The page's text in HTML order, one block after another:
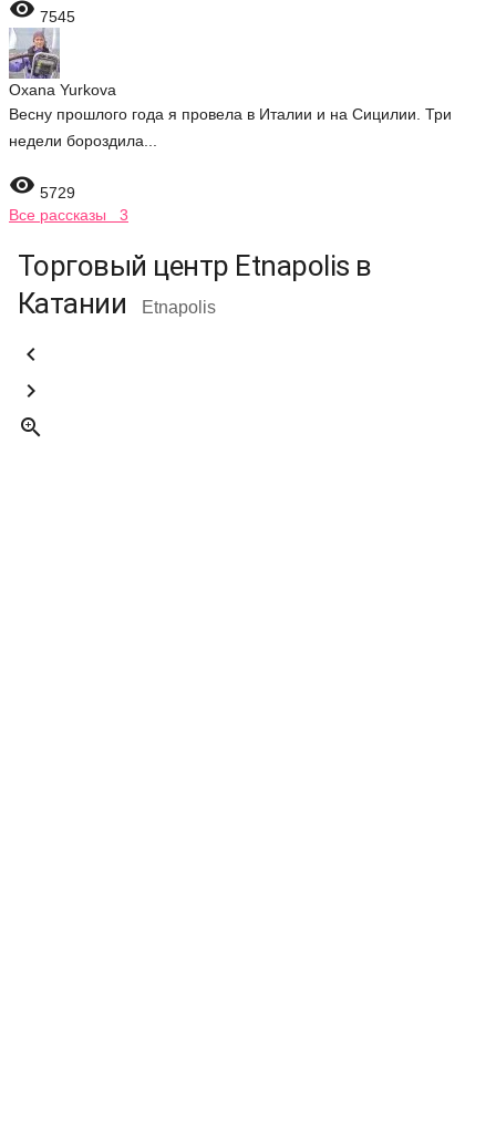
 7545
Oxana Yurkova
Весну прошлого года я провела в Италии и на Сицилии. Три
недели бороздила...
 5729
Все рассказы 3
Торговый центр Etnapolis в
Катании
Etnapolis


